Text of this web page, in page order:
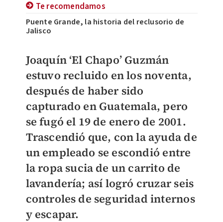
Te recomendamos
Puente Grande, la historia del reclusorio de
Jalisco
Joaquín ‘El Chapo’ Guzmán
estuvo recluido en los noventa,
después de haber sido
capturado en Guatemala, pero
se fugó el 19 de enero de 2001.
Trascendió que, con la ayuda de
un empleado se escondió entre
la ropa sucia de un carrito de
lavandería; así logró cruzar seis
controles de seguridad internos
y escapar.